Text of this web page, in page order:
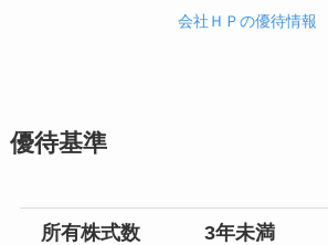
会社ＨＰの優待情報
優待基準
所有株式数
3年未満